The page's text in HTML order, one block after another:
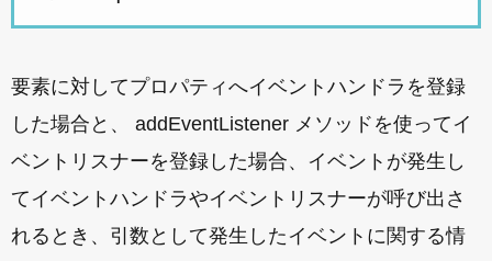
要素に対してプロパティへイベントハンドラを登録
した場合と、 addEventListener メソッドを使ってイ
ベントリスナーを登録した場合、イベントが発生し
てイベントハンドラやイベントリスナーが呼び出さ
れるとき、引数として発生したイベントに関する情